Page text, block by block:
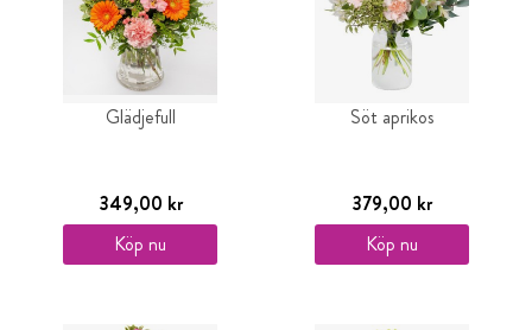
Glädjefull
349,00 kr
Köp nu
Söt aprikos
379,00 kr
Köp nu